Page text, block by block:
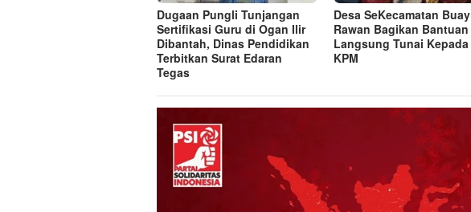
Dugaan Pungli Tunjangan
Sertifikasi Guru di Ogan Ilir
Dibantah, Dinas Pendidikan
Terbitkan Surat Edaran
Tegas
Desa SeKecamatan Buay
Rawan Bagikan Bantuan
Langsung Tunai Kepada
KPM